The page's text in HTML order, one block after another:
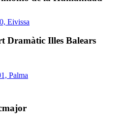
Eivissa
Dramàtic Illes Balears
Palma